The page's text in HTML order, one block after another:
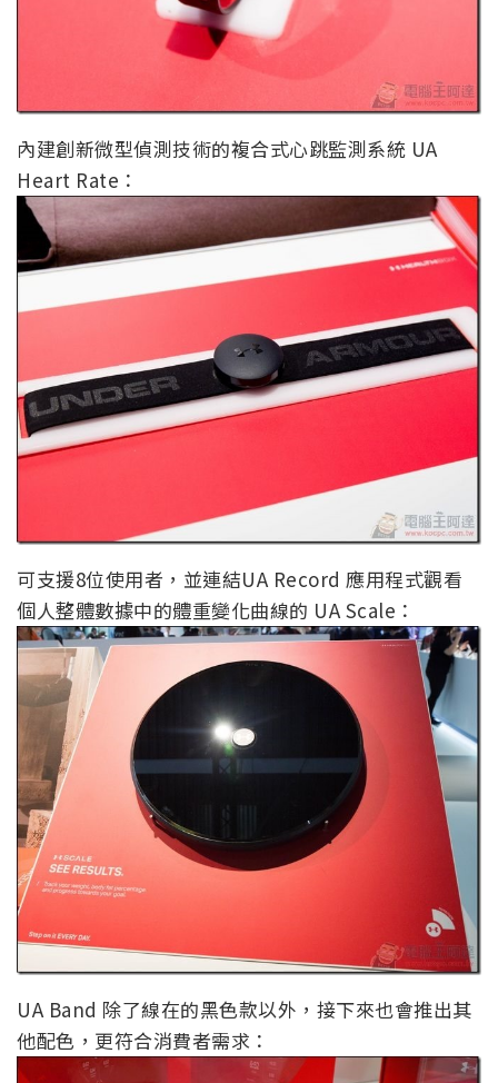
內建創新微型偵測技術的複合式心跳監測系統 UA
Heart Rate：
可支援8位使用者，並連結UA Record 應用程式觀看
個人整體數據中的體重變化曲線的 UA Scale：
UA Band 除了線在的黑色款以外，接下來也會推出其
他配色，更符合消費者需求：